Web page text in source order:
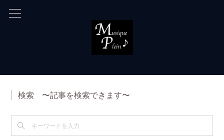
検索 〜記事を検索できます〜